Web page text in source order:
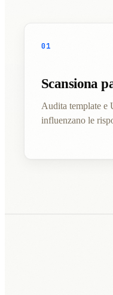
01
Scansiona
Audita template e
influenzano le